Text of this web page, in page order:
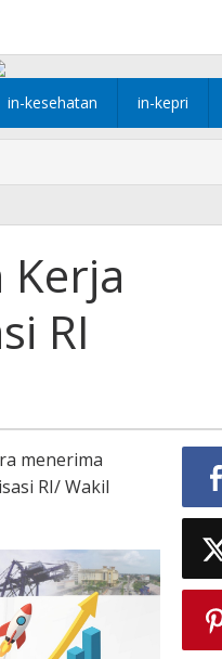
in-kesehatan in-kepri
RI
menerima
RI/ Wakil